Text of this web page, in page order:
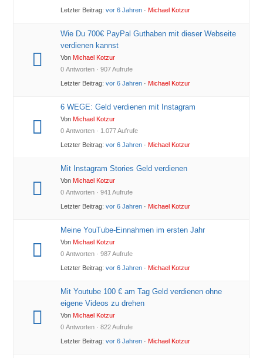
Letzter Beitrag:vor 6 Jahren ·Michael Kotzur
Wie Du 700€ PayPal Guthaben mit dieser Webseite
verdienen kannst
VonMichael Kotzur
0 Antworten · 907 Aufrufe
Letzter Beitrag:vor 6 Jahren ·Michael Kotzur
6 WEGE: Geld verdienen mit Instagram
VonMichael Kotzur
0 Antworten · 1.077 Aufrufe
Letzter Beitrag:vor 6 Jahren ·Michael Kotzur
Mit Instagram Stories Geld verdienen
VonMichael Kotzur
0 Antworten · 941 Aufrufe
Letzter Beitrag:vor 6 Jahren ·Michael Kotzur
Meine YouTube-Einnahmen im ersten Jahr
VonMichael Kotzur
0 Antworten · 987 Aufrufe
Letzter Beitrag:vor 6 Jahren ·Michael Kotzur
Mit Youtube 100 € am Tag Geld verdienen ohne
eigene Videos zu drehen
VonMichael Kotzur
0 Antworten · 822 Aufrufe
Letzter Beitrag:vor 6 Jahren ·Michael Kotzur